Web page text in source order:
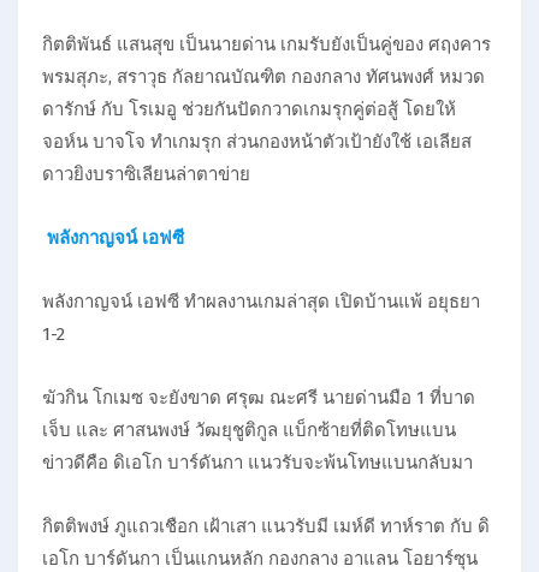
กิตติพันธ์ แสนสุข เป็นนายด่าน เกมรับยังเป็นคู่ของ ศฤงคาร
พรมสุภะ, สราวุธ กัลยาณบัณฑิต กองกลาง ทัศนพงศ์ หมวด
ดารักษ์ กับ โรเมอู ช่วยกันปัดกวาดเกมรุกคู่ต่อสู้ โดยให้
จอห์น บาจโจ ทำเกมรุก ส่วนกองหน้าตัวเป้ายังใช้ เอเลียส
ดาวยิงบราซิเลียนล่าตาข่าย
พลังกาญจน์ เอฟซี
พลังกาญจน์ เอฟซี ทำผลงานเกมล่าสุด เปิดบ้านแพ้ อยุธยา
1-2
ฆัวกิน โกเมซ จะยังขาด ศรุฒ ณะศรี นายด่านมือ 1 ที่บาด
เจ็บ และ ศาสนพงษ์ วัฒยุชูติกูล แบ็กซ้ายที่ติดโทษแบน
ข่าวดีคือ ดิเอโก บาร์ดันกา แนวรับจะพ้นโทษแบนกลับมา
กิตติพงษ์ ภูแถวเชือก เฝ้าเสา แนวรับมี เมห์ดี ทาห์ราต กับ ดิ
เอโก บาร์ดันกา เป็นแกนหลัก กองกลาง อาแลน โอยาร์ซุน